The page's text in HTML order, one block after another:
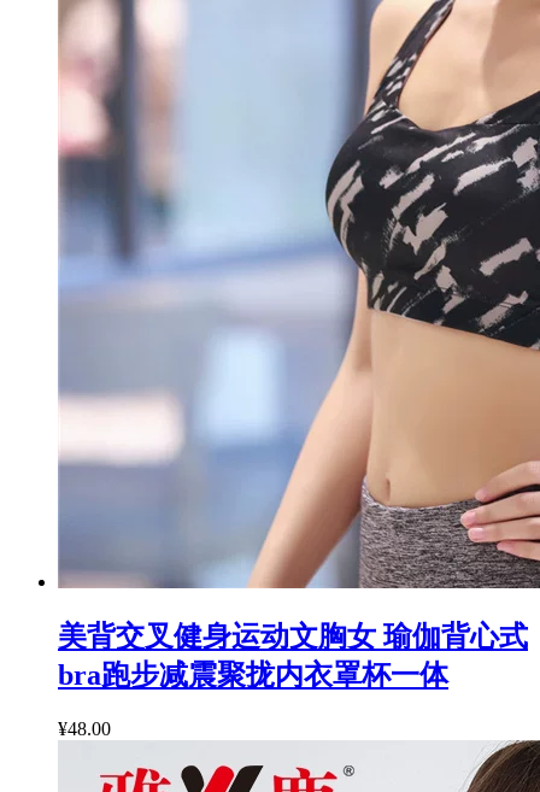
美背交叉健身运动文胸女 瑜伽背心式
bra跑步减震聚拢内衣罩杯一体
¥48.00